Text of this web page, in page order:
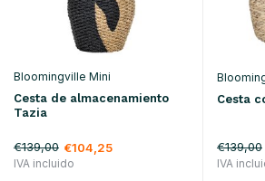
Bloomingville Mini
Cesta de almacenamiento
Tazia
€139,00 €104,25
IVA incluido
Cesta
€139,00
IVA